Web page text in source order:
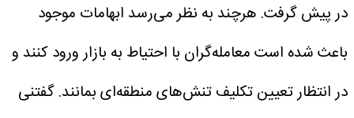
در پیش گرفت. هرچند به نظر می‌رسد ابهامات موجود
باعث شده‌ است معامله‌گران با احتیاط به بازار ورود کنند و
در انتظار تعیین تکلیف تنش‌های منطقه‌ای بمانند.گفتنی